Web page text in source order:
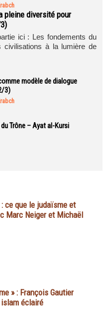
pleine diversité pour
ici : Les fondements du
civilisations à la lumière de
modèle de dialogue
3)
Trône – Ayat al-Kursi
ce que le judaïsme et
Marc Neiger et Michaël
» : François Gautier
éclairé